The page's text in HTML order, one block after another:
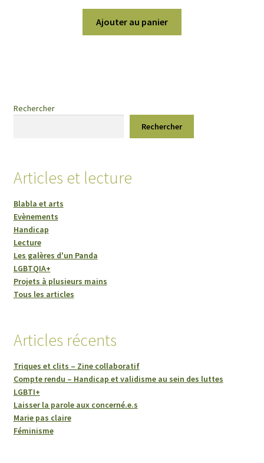
Ajouter au panier
Rechercher
Rechercher
Articles et lecture
Blabla et arts
Evènements
Handicap
Lecture
Les galères d'un Panda
LGBTQIA+
Projets à plusieurs mains
Tous les articles
Articles récents
Triques et clits – Zine collaboratif
Compte rendu – Handicap et validisme au sein des luttes
LGBTI+
Laisser la parole aux concerné.e.s
Marie pas claire
Féminisme